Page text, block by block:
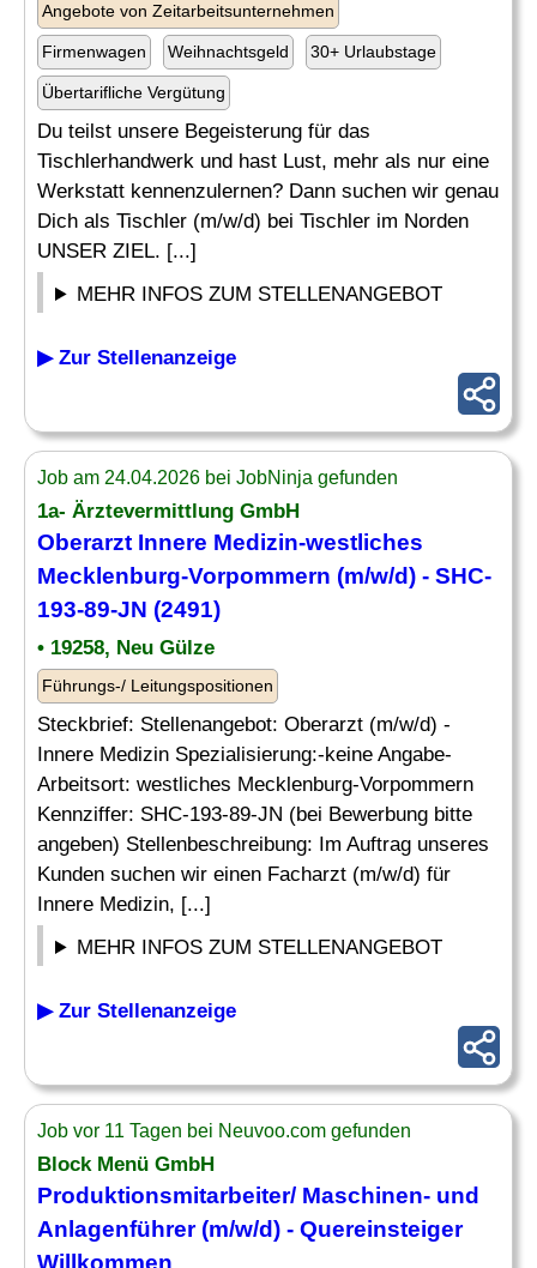
Angebote von Zeitarbeitsunternehmen
Firmenwagen Weihnachtsgeld 30+ Urlaubstage
Übertarifliche Vergütung
Du teilst unsere Begeisterung für das
Tischlerhandwerk und hast Lust, mehr als nur eine
Werkstatt kennenzulernen? Dann suchen wir genau
Dich als Tischler (m/w/d) bei Tischler im Norden
UNSER ZIEL. [...]
MEHR INFOS ZUM STELLENANGEBOT
▶ Zur Stellenanzeige
Job am 24.04.2026 bei JobNinja gefunden
1a- Ärztevermittlung GmbH
Oberarzt Innere Medizin-westliches
Mecklenburg-Vorpommern (m/w/d) - SHC-
193-89-JN (2491)
• 19258, Neu Gülze
Führungs-/ Leitungspositionen
Steckbrief: Stellenangebot: Oberarzt (m/w/d) -
Innere Medizin Spezialisierung:-keine Angabe-
Arbeitsort: westliches Mecklenburg-Vorpommern
Kennziffer: SHC-193-89-JN (bei Bewerbung bitte
angeben) Stellenbeschreibung: Im Auftrag unseres
Kunden suchen wir einen Facharzt (m/w/d) für
Innere Medizin, [...]
MEHR INFOS ZUM STELLENANGEBOT
▶ Zur Stellenanzeige
Job vor 11 Tagen bei Neuvoo.com gefunden
Block Menü GmbH
Produktionsmitarbeiter/ Maschinen- und
Anlagenführer (m/w/d) - Quereinsteiger
Willkommen